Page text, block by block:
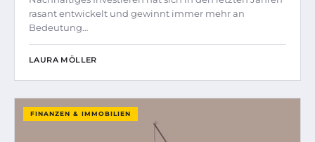
rasant entwickelt und gewinnt immer mehr an
Bedeutung…
LAURA MÖLLER
FINANZEN & IMMOBILIEN